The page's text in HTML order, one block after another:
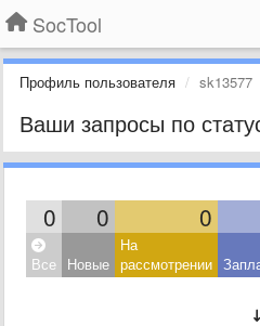
SocTool
Профиль пользователя sk13577
Ваши запросы по
0 0 0
Все Новые
На
рассмотрении